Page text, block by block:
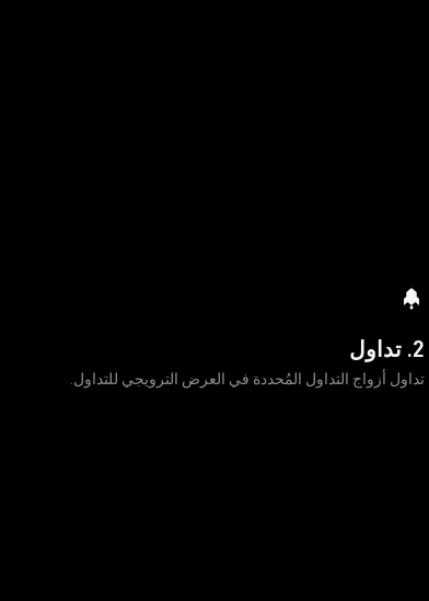
2. تداول
تداول أزواج التداول المُحددة في العرض الترويجي للتداول.